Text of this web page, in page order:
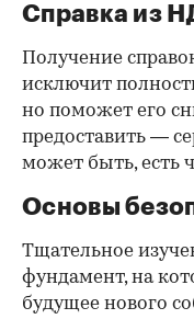
Справка из
Получение
исключит
но поможет его
предоставить —
может быть, есть
Основы
Тщательное
фундамент, на
будущее нового